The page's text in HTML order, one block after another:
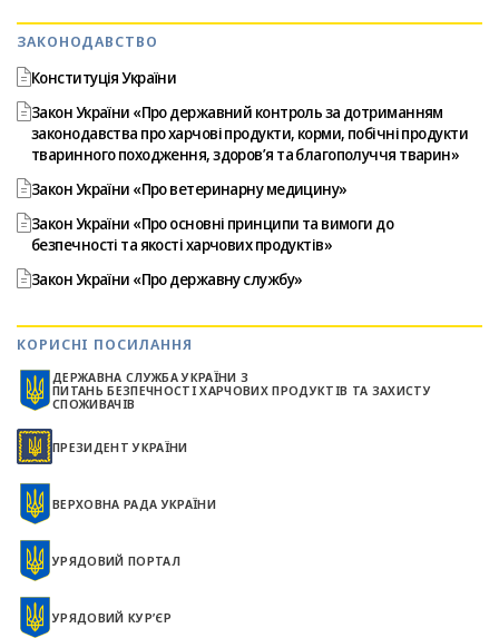
ЗАКОНОДАВСТВО
Конституція України
Закон України «Про державний контроль за дотриманням
законодавства про харчові продукти, корми, побічні продукти
тваринного походження, здоров’я та благополуччя тварин»
Закон України «Про ветеринарну медицину»
Закон України «Про основні принципи та вимоги до
безпечності та якості харчових продуктів»
Закон України «Про державну службу»
КОРИСНІ ПОСИЛАННЯ
ДЕРЖАВНА СЛУЖБА УКРАЇНИ З
ПИТАНЬ БЕЗПЕЧНОСТІ ХАРЧОВИХ ПРОДУКТІВ ТА ЗАХИСТУ
СПОЖИВАЧІВ
ПРЕЗИДЕНТ УКРАЇНИ
ВЕРХОВНА РАДА УКРАЇНИ
УРЯДОВИЙ ПОРТАЛ
УРЯДОВИЙ КУР’ЄР